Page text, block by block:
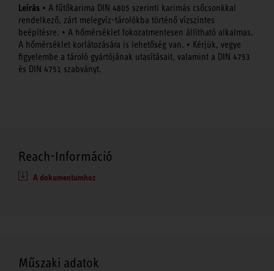
Leírás • A fűtőkarima DIN 4805 szerinti karimás csőcsonkkal
rendelkező, zárt melegvíz-tárolókba történő vízszintes
beépítésre. • A hőmérséklet fokozatmentesen állítható alkalmas.
A hőmérséklet korlátozására is lehetőség van. • Kérjük, vegye
figyelembe a tároló gyártójának utasításait, valamint a DIN 4753
és DIN 4751 szabványt.
Reach-Információ
A dokumentumhoz
Műszaki adatok